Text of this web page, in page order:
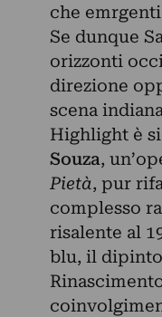
che
Se dunque
orizzonti
direzione
scena
Highlight è
Souza,
Pietà, pur
complesso
risalente al
blu, il